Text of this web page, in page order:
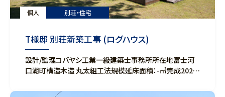
個人 別荘・住宅
T様邸 別荘新築工事 (ログハウス)
設計/監理コバヤシ工業一級建築士事務所所在地富士河
口湖町構造木造 丸太組工法規模延床面積：-㎡完成2023